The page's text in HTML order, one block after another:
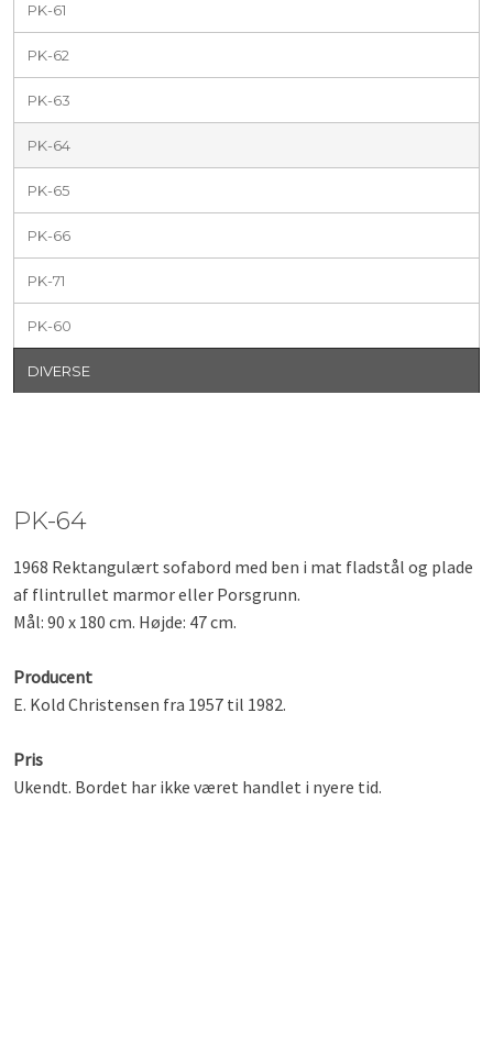
PK-61
PK-62
PK-63
PK-64
PK-65
PK-66
PK-71
PK-60
DIVERSE
PK-64
1968 Rektangulært sofabord med ben i mat fladstål og plade
af flintrullet marmor eller Porsgrunn.
Mål: 90 x 180 cm. Højde: 47 cm.
Producent
E. Kold Christensen fra 1957 til 1982.
Pris
Ukendt. Bordet har ikke været handlet i nyere tid.